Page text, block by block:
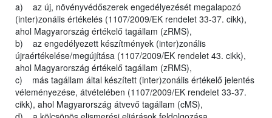
a) az új, növényvédőszerek engedélyezését megalapozó
(inter)zonális értékelés (1107/2009/EK rendelet 33-37. cikk),
ahol Magyarország értékelő tagállam (zRMS),
b) az engedélyezett készítmények (inter)zonális
újraértékelése/megújítása (1107/2009/EK rendelet 43. cikk),
ahol Magyarország értékelő tagállam (zRMS),
c) más tagállam által készített (inter)zonális értékelő jelentés
véleményezése, átvételében (1107/2009/EK rendelet 33-37.
cikk), ahol Magyarország átvevő tagállam (cMS),